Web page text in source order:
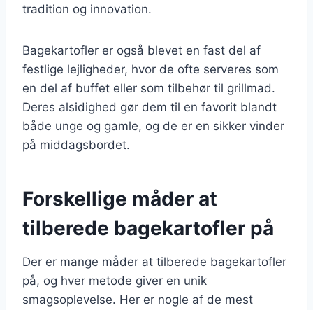
tradition og innovation.
Bagekartofler er også blevet en fast del af
festlige lejligheder, hvor de ofte serveres som
en del af buffet eller som tilbehør til grillmad.
Deres alsidighed gør dem til en favorit blandt
både unge og gamle, og de er en sikker vinder
på middagsbordet.
Forskellige måder at
tilberede bagekartofler på
Der er mange måder at tilberede bagekartofler
på, og hver metode giver en unik
smagsoplevelse. Her er nogle af de mest